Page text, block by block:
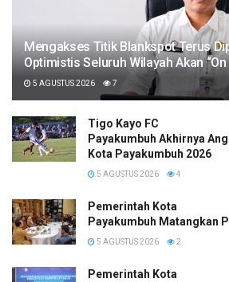
Mengakses Titik Blankspot Terus
Optimistis Seluruh Wilayah Akan “On
5 AGUSTUS 2026 7
Tigo Kayo FC
Payakumbuh Akhirnya
Kota Payakumbuh 2026
5 AGUSTUS 2026 4
Pemerintah Kota
Payakumbuh Matangkan
5 AGUSTUS 2026 2
Pemerintah Kota